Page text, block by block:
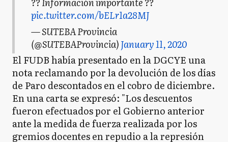
pic.twitter.com/bELr1a28MJ
— SUTEBA Provincia
(@SUTEBAProvincia)January 11, 2020
El FUDB había presentado en la DGCYE una
nota reclamando por la devolución de los días
de Paro descontados en el cobro de diciembre.
En una carta se expresó: "Los descuentos
fueron efectuados por el Gobierno anterior
ante la medida de fuerza realizada por los
gremios docentes en repudio a la represión